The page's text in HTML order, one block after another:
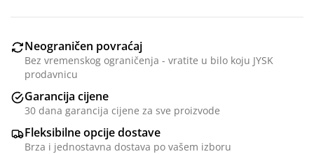
Neograničen povraćaj
Bez vremenskog ograničenja - vratite u bilo koju JYSK
prodavnicu
Garancija cijene
30 dana garancija cijene za sve proizvode
Fleksibilne opcije dostave
Brza i jednostavna dostava po vašem izboru